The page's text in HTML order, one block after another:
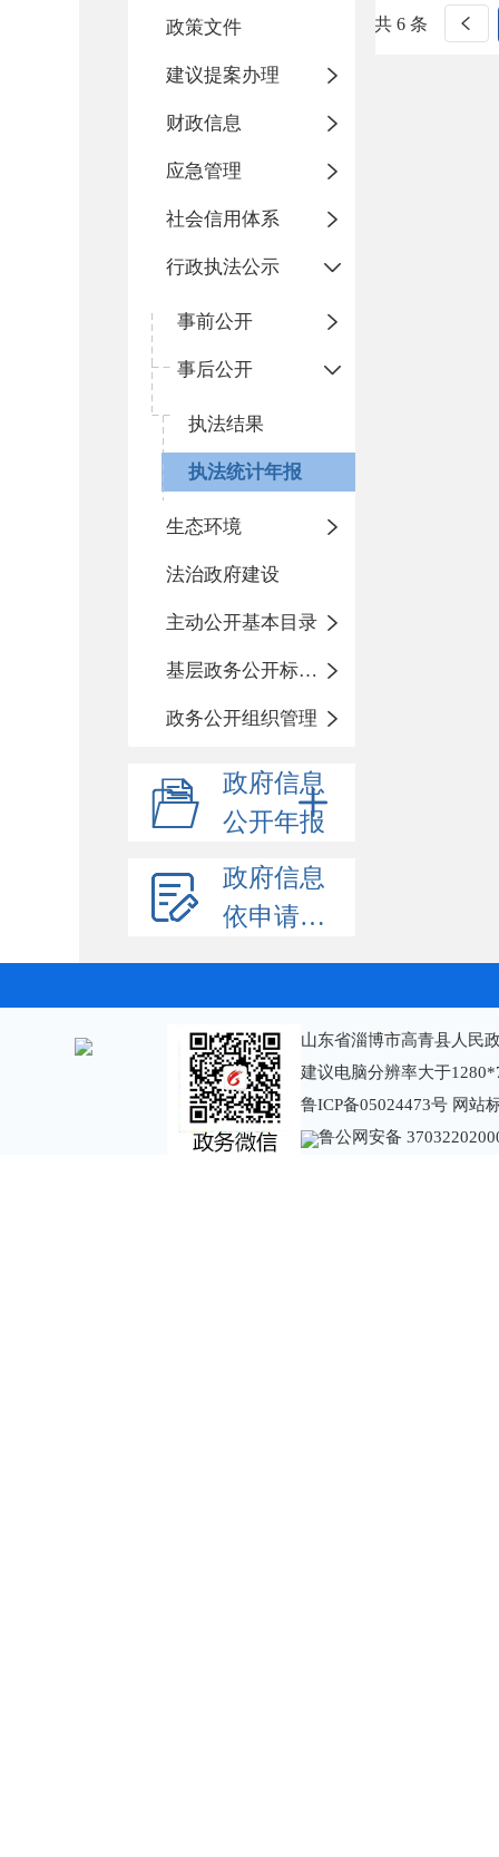
政策文件
建议提案办理
财政信息
应急管理
社会信用体系
行政执法公示
事前公开
事后公开
执法结果
执法统计年报
生态环境
法治政府建设
主动公开基本目录
基层政务公开标准化规范化
政务公开组织管理
政府信息
公开年报
政府信息
依申请公开
共 6 条
山东省淄博市高青县人民
建议电脑分辨率大于
鲁ICP备05024473号 网站
鲁公网安备